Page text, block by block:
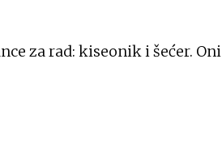
za rad: kiseonik i šećer. Oni